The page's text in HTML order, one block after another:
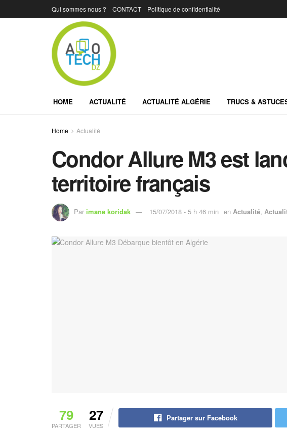
Qui sommes nous ? CONTACT Politique de confidentialité
HOME ACTUALITÉ ACTUALITÉ ALGÉRIE TRUCS &
Home Actualité
Condor Allure M3 est
territoire français
Par imane koridak 15/07/2018 - 5 h 46 min en Actualité,
79
PARTAGER
27
VUES
Partager sur Facebook